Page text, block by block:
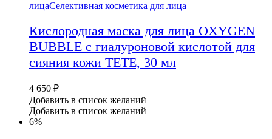
лицаСелективная косметика для лица
Кислородная маска для лица OXYGEN
BUBBLE с гиалуроновой кислотой для
сияния кожи TETE, 30 мл
4 650 ₽
Добавить в список желаний
Добавить в список желаний
6%